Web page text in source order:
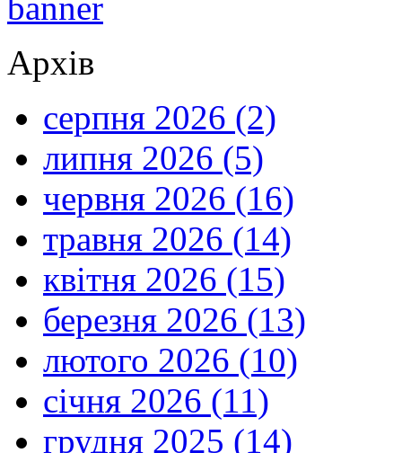
Архів
серпня 2026 (2)
липня 2026 (5)
червня 2026 (16)
травня 2026 (14)
квітня 2026 (15)
березня 2026 (13)
лютого 2026 (10)
січня 2026 (11)
грудня 2025 (14)